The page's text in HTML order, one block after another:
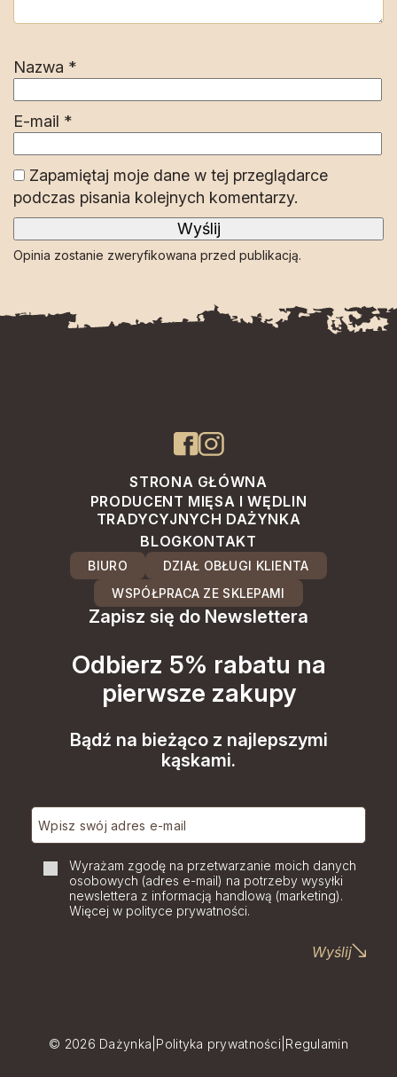
Nazwa *
E-mail *
Zapamiętaj moje dane w tej przeglądarce
podczas pisania kolejnych komentarzy.
Opinia zostanie zweryfikowana przed publikacją.
STRONA GŁÓWNA
PRODUCENT MIĘSA I WĘDLIN
TRADYCYJNYCH DAŻYNKA
BLOGKONTAKT
BIURO
DZIAŁ OBŁUGI KLIENTA
WSPÓŁPRACA ZE SKLEPAMI
Zapisz się do Newslettera
Odbierz 5% rabatu na
pierwsze zakupy
Bądź na bieżąco z najlepszymi
kąskami.
Wyrażam zgodę na przetwarzanie moich danych
osobowych (adres e-mail) na potrzeby wysyłki
newslettera z informacją handlową (marketing).
Więcej w polityce prywatności.
Wyślij
© 2026 Dażynka Polityka prywatności Regulamin